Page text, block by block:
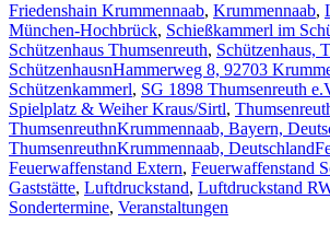
Friedenshain Krummennaab, Krummennaab,
München-Hochbrück, Schießkammerl im
Schützenhaus Thumsenreuth, Schützenhaus,
SchützenhausnHammerweg 8, 92703
Schützenkammerl, SG 1898 Thumsenreuth
Spielplatz & Weiher Kraus/Sirtl,
ThumsenreuthnKrummennaab, Bayern,
ThumsenreuthnKrummennaab, Deutschland
Feuerwaffenstand Extern, Feuerwaffenstand
Gaststätte, Luftdruckstand, Luftdruckstand
Sondertermine, Veranstaltungen